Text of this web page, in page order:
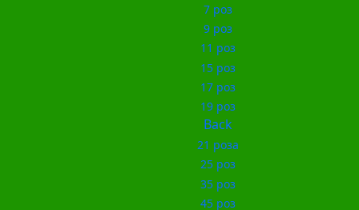
7 роз
9 роз
11 роз
15 роз
17 роз
19 роз
Back
21 роза
25 роз
35 роз
45 роз